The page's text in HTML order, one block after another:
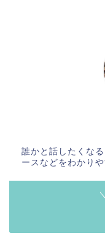
誰かと話したくな
ースなどをわかり